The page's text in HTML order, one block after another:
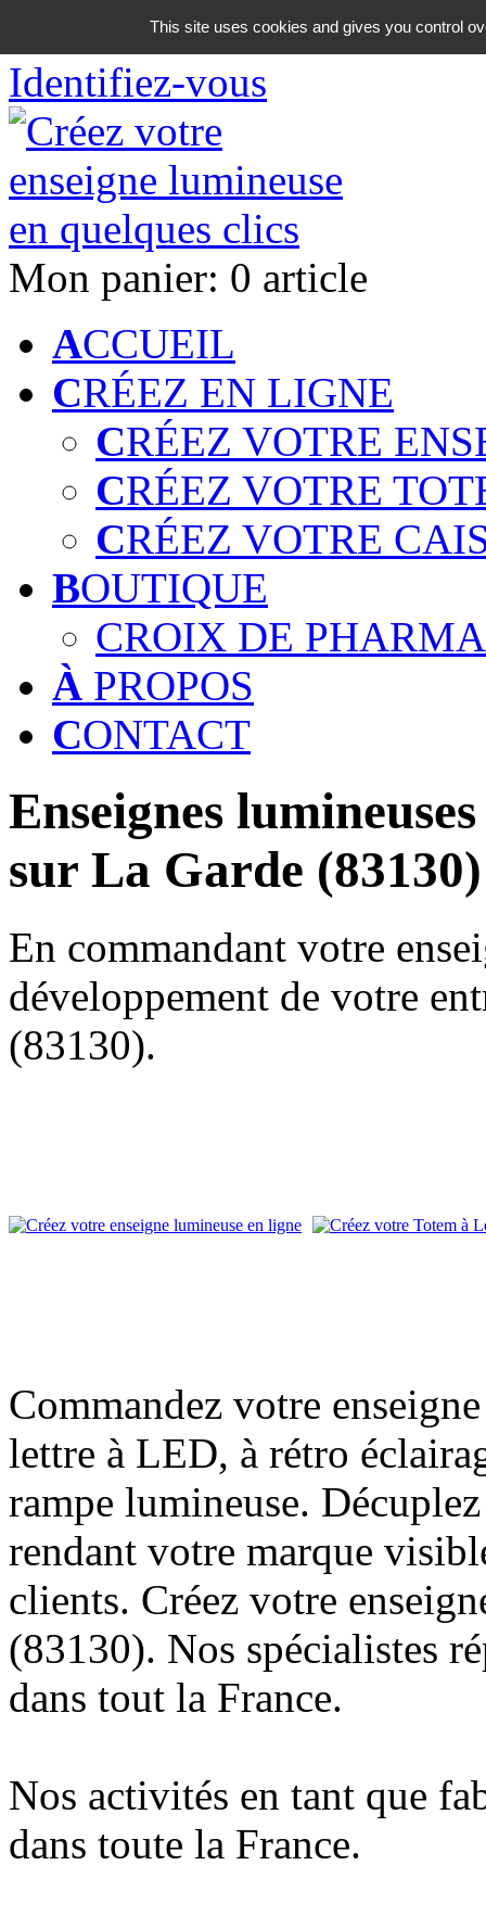
06 18 42 08 59
Identifiez-vous
Mon panier: 0 article
ACCUEIL
CRÉEZ EN LIGNE
CRÉEZ VOTRE
CRÉEZ VOTRE
CRÉEZ VOTRE
BOUTIQUE
CROIX DE
À PROPOS
CONTACT
Enseignes
sur La Garde (83130)
En commandant votre
développement de votre
(83130).
Commandez votre
lettre à LED, à rétro
rampe lumineuse.
rendant votre marque
clients. Créez votre
(83130). Nos spécialistes
dans tout la France.
Nos activités en tant que
dans toute la France.
This site uses cookies and gives you control